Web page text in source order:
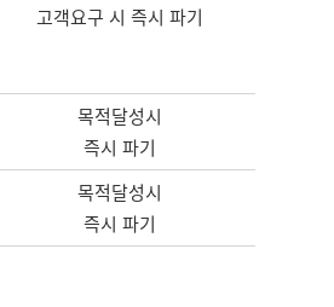
고객요구 시 즉시 파기
목적달성시
즉시 파기
목적달성시
즉시 파기